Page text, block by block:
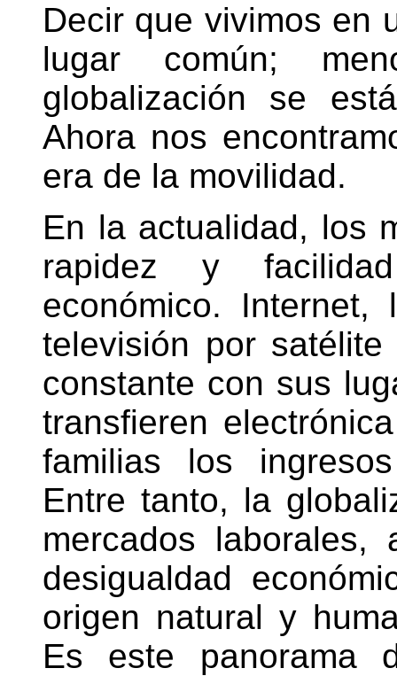
Decir que vivimos en
lugar común;
globalización se
Ahora nos
era de la movilidad.
En la actualidad, los
rapidez y
económico.
televisión por
constante con sus
transfieren
familias los
Entre tanto, la
mercados
desigualdad
origen natural y
Es este panorama